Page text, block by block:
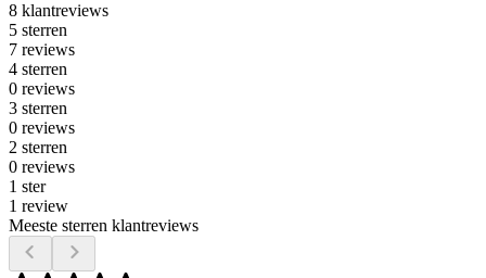
8 klantreviews
5 sterren
7 reviews
4 sterren
0 reviews
3 sterren
0 reviews
2 sterren
0 reviews
1 ster
1 review
Meeste sterren klantreviews